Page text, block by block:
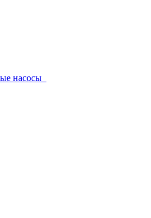
насосы